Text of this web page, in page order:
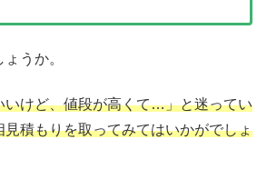
うか。
いけど、値段が高くて…」と迷ってい
見積もりを取ってみてはいかがでしょ